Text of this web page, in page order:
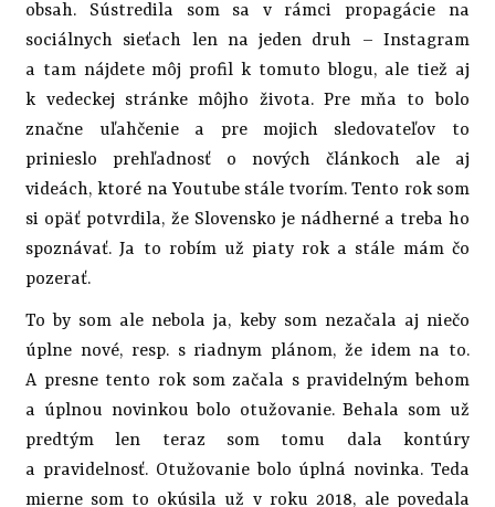
obsah. Sústredila som sa v rámci propagácie na
sociálnych sieťach len na jeden druh – Instagram
a tam nájdete môj profil k tomuto blogu, ale tiež aj
k vedeckej stránke môjho života. Pre mňa to bolo
značne uľahčenie a pre mojich sledovateľov to
prinieslo prehľadnosť o nových článkoch ale aj
videách, ktoré na Youtube stále tvorím. Tento rok som
si opäť potvrdila, že Slovensko je nádherné a treba ho
spoznávať. Ja to robím už piaty rok a stále mám čo
pozerať.
To by som ale nebola ja, keby som nezačala aj niečo
úplne nové, resp. s riadnym plánom, že idem na to.
A presne tento rok som začala s pravidelným behom
a úplnou novinkou bolo otužovanie. Behala som už
predtým len teraz som tomu dala kontúry
a pravidelnosť. Otužovanie bolo úplná novinka. Teda
mierne som to okúsila už v roku 2018, ale povedala